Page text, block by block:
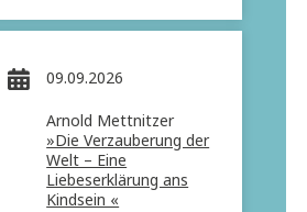
09.09.2026
Arnold Mettnitzer
»Die Verzauberung der
Welt – Eine
Liebeserklärung ans
Kindsein «